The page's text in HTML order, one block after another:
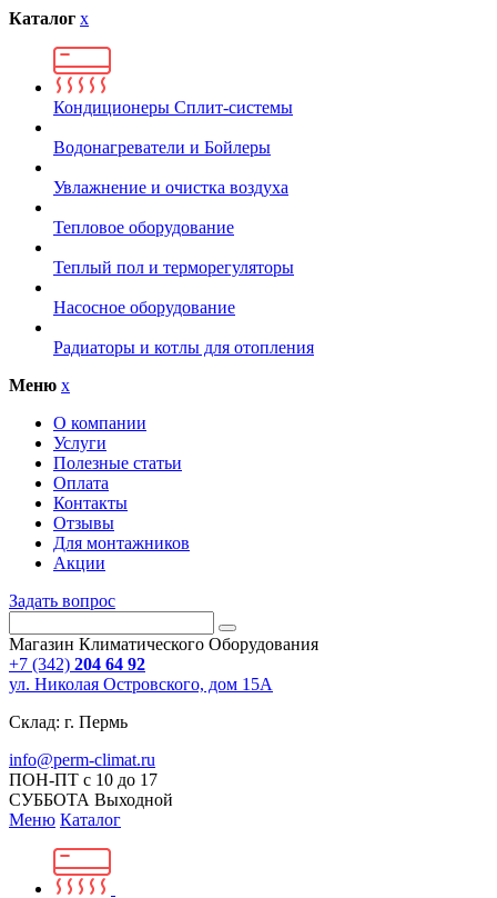
Каталог x
Кондиционеры Сплит-системы
Водонагреватели и Бойлеры
Увлажнение и очистка воздуха
Тепловое оборудование
Теплый пол и терморегуляторы
Насосное оборудование
Радиаторы и котлы для отопления
Меню x
О компании
Услуги
Полезные статьи
Оплата
Контакты
Отзывы
Для монтажников
Акции
Задать вопрос
Магазин Климатического Оборудования
+7 (342) 204 64 92
ул. Николая Островского, дом 15А
Склад: г. Пермь
info@perm-climat.ru
ПОН-ПТ с 10 до 17
СУББОТА Выходной
Меню Каталог